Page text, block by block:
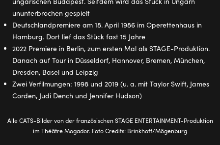
ununterbrochen gespielt
Deutschlandpremiere am 18. April 1986 im Operettenhaus in
Hamburg. Dort lief das Stück fast 15 Jahre
2022 Premiere in Berlin, zum ersten Mal als STAGE-Produktion.
Danach auf Tour in Düsseldorf, Hannover, Bremen, München,
Dresden, Basel und Leipzig
Zwei Verfilmungen: 1998 und 2019 (u. a. mit Taylor Swift, James
Corden, Judi Dench und Jennifer Hudson)
Alle CATS-Bilder von der französischen STAGE ENTERTAINMENT-Produktion
im Théâtre Mogador. Foto Credits: Brinkhoff/Mögenburg